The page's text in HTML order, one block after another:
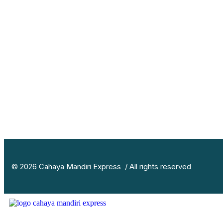
© 2026 Cahaya Mandiri Express / All rights reserved